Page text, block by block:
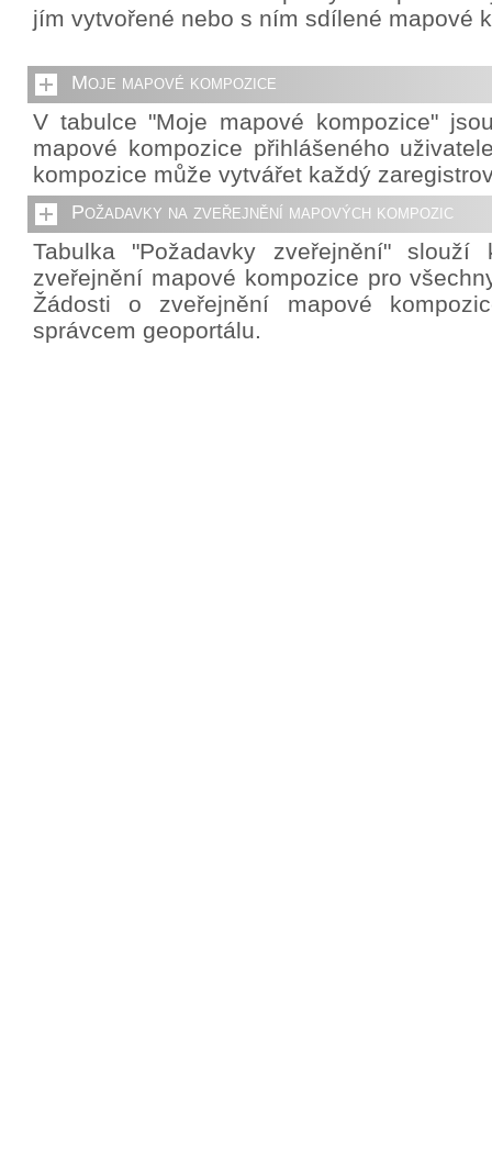
jím vytvořené nebo s ním sdílené mapové
Moje mapové kompozice
V tabulce "Moje mapové kompozice"
mapové kompozice přihlášeného
kompozice může vytvářet každý
Požadavky na zveřejnění mapových kompozic
Tabulka "Požadavky zveřejnění"
zveřejnění mapové kompozice pro
Žádosti o zveřejnění mapové
správcem geoportálu.